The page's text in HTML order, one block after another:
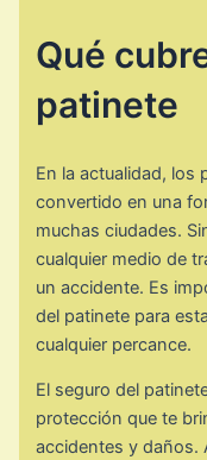
Qué
patinete
En la actualidad, los
convertido en una
muchas ciudades.
cualquier medio de
un accidente. Es
del patinete para
cualquier percance.
El seguro del
protección que te
accidentes y daños.